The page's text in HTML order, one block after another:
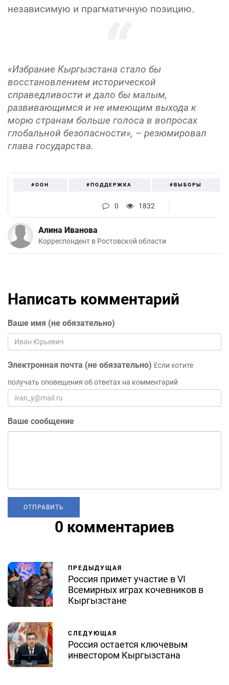
независимую и прагматичную позицию.
«Избрание Кыргызстана стало бы
восстановлением исторической
справедливости и дало бы малым,
развивающимся и не имеющим выхода к
морю странам больше голоса в вопросах
глобальной безопасности», – резюмировал
глава государства.
#ООН #ПОДДЕРЖКА #ВЫБОРЫ
0 1832
Алина Иванова
Корреспондент в Ростовской области
Написать комментарий
Ваше имя (не обязательно)
Электронная почта (не обязательно) Если хотите
получать оповещения об ответах на комментарий
Ваше сообщение
0 комментариев
ПРЕДЫДУЩАЯ
Россия примет участие в VI
Всемирных играх кочевников в
Кыргызстане
СЛЕДУЮЩАЯ
Россия остается ключевым
инвестором Кыргызстана